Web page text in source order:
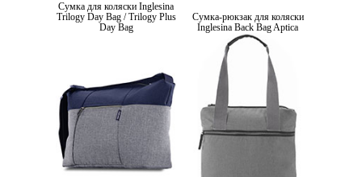
Сумка для коляски Inglesina
Trilogy Day Bag / Trilogy Plus
Day Bag
Сумка-рюкзак для коляски
Inglesina Back Bag Aptica